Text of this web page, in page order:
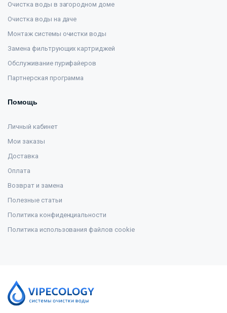
Очистка воды в загородном доме
Очистка воды на даче
Монтаж системы очистки воды
Замена фильтрующих картриджей
Обслуживание пурифайеров
Партнерская программа
Помощь
Личный кабинет
Мои заказы
Доставка
Оплата
Возврат и замена
Полезные статьи
Политика конфиденциальности
Политика использования файлов cookie